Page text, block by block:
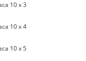
10 x 3
10 x 4
10 x 5